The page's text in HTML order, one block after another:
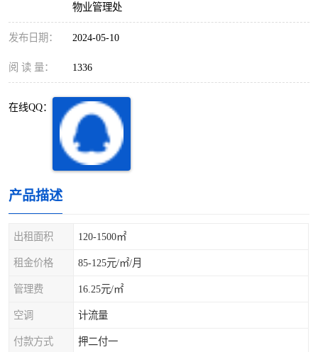
物业管理处
发布日期： 2024-05-10
阅 读 量： 1336
在线QQ：
产品描述
出租面积 120-1500㎡
租金价格 85-125元/㎡/月
管理费 16.25元/㎡
空调 计流量
付款方式 押二付一
南头 高新园
深圳超级总部基地
龙岗区
宝安西乡
光明区
龙华观澜